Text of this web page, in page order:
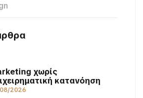
χωρίς
κατανόηση
2026